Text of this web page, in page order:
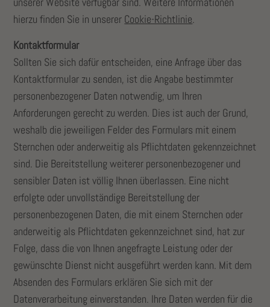
hierzu finden Sie in unserer Cookie-Richtlinie.
Kontaktformular
Sollten Sie sich dafür entscheiden, eine Anfrage über das
Kontaktformular zu senden, ist die Angabe bestimmter
personenbezogener Daten notwendig, um Ihren
Anforderungen gerecht zu werden. Dies ist auch der Grund,
weshalb die jeweiligen Felder des Formulars mit einem
Sternchen oder anderweitig als Pflichtdaten gekennzeichnet
sind. Die Bereitstellung weiterer personenbezogener und
sensibler Daten ist völlig Ihnen überlassen. Eine nicht
erfolgte oder unvollständige Bereitstellung der
personenbezogenen Daten, die mit einem Sternchen oder
anderweitig als Pflichtdaten gekennzeichnet sind, hat zur
Folge, dass die von Ihnen angefragte Leistung oder der
gewünschte Dienst nicht ausgeführt werden kann. Mit dem
Absenden des Formulars erklären Sie sich mit der
Datenverarbeitung einverstanden. Ihre Daten werden für die